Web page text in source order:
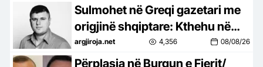
Sulmohet në Greqi gazetari me
origjinë shqiptare: Kthehu në
Shqipëri po s’të pëlqen! Je
mysafir këtu, nuk duhet të
argjiroja.net 4,356 08/08/26
Përplasja në Burgun e Fierit/